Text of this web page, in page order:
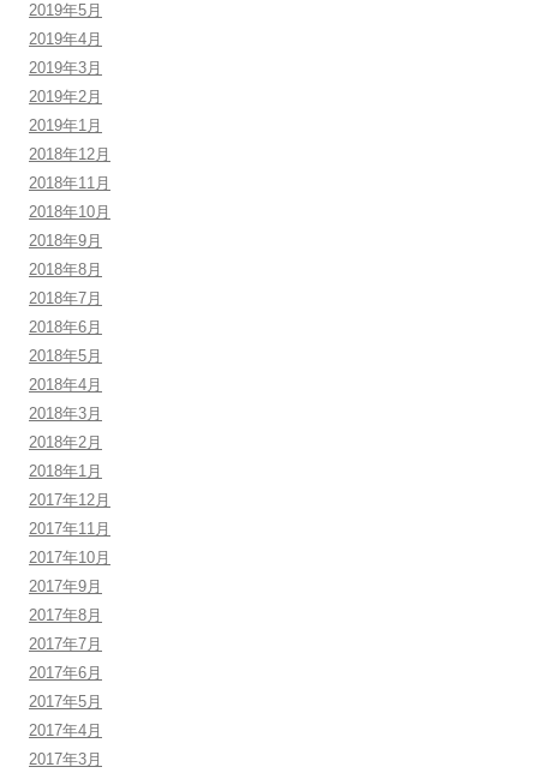
2019年5月
2019年4月
2019年3月
2019年2月
2019年1月
2018年12月
2018年11月
2018年10月
2018年9月
2018年8月
2018年7月
2018年6月
2018年5月
2018年4月
2018年3月
2018年2月
2018年1月
2017年12月
2017年11月
2017年10月
2017年9月
2017年8月
2017年7月
2017年6月
2017年5月
2017年4月
2017年3月